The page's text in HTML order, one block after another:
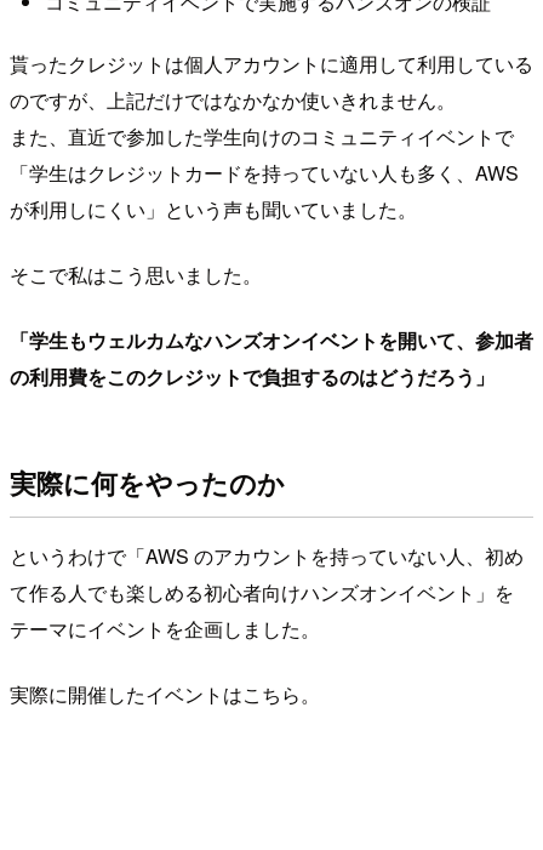
貰ったクレジットは個人アカウントに適用して利用している
のですが、上記だけではなかなか使いきれません。
また、直近で参加した学生向けのコミュニティイベントで
「学生はクレジットカードを持っていない人も多く、AWS
が利用しにくい」という声も聞いていました。
そこで私はこう思いました。
「学生もウェルカムなハンズオンイベントを開いて、参加者
の利用費をこのクレジットで負担するのはどうだろう」
実際に何をやったのか
というわけで「AWS のアカウントを持っていない人、初め
て作る人でも楽しめる初心者向けハンズオンイベント」を
テーマにイベントを企画しました。
実際に開催したイベントはこちら。